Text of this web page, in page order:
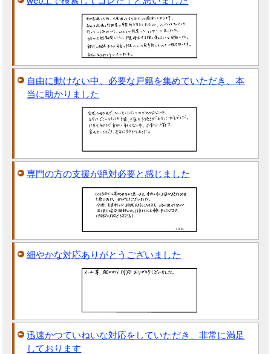
自由に動けない中、必要な戸籍を集めていただき、本
当に助かりました
専門の方の支援が絶対必要と感じました
細やかな対応ありがとうございました
迅速かつていねいな対応をしていただき、非常に満足
しております